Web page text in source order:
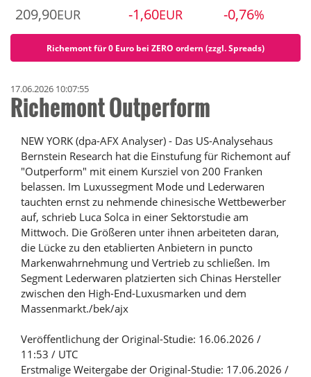
209,90EUR -1,60EUR -0,76%
Richemont für 0 Euro bei ZERO ordern (zzgl. Spreads)
17.06.2026 10:07:55
Richemont Outperform
NEW YORK (dpa-AFX Analyser) - Das US-Analysehaus
Bernstein Research hat die Einstufung für Richemont auf
"Outperform" mit einem Kursziel von 200 Franken
belassen. Im Luxussegment Mode und Lederwaren
tauchten ernst zu nehmende chinesische Wettbewerber
auf, schrieb Luca Solca in einer Sektorstudie am
Mittwoch. Die Größeren unter ihnen arbeiteten daran,
die Lücke zu den etablierten Anbietern in puncto
Markenwahrnehmung und Vertrieb zu schließen. Im
Segment Lederwaren platzierten sich Chinas Hersteller
zwischen den High-End-Luxusmarken und dem
Massenmarkt./bek/ajx
Veröffentlichung der Original-Studie: 16.06.2026 /
11:53 / UTC
Erstmalige Weitergabe der Original-Studie: 17.06.2026 /